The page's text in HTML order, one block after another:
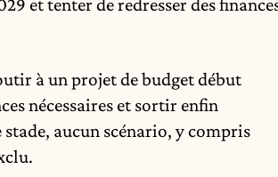
et tenter de redresser des
à un projet de budget début
nécessaires et sortir enfin
aucun scénario, y compris